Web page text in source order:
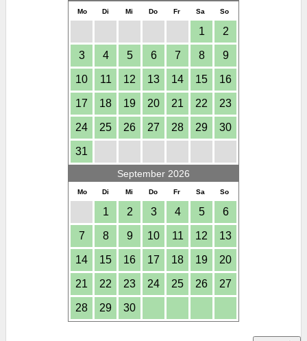
Mo Di Mi Do Fr Sa So
1 2
3 4 5 6 7 8 9
10 11 12 13 14 15 16
17 18 19 20 21 22 23
24 25 26 27 28 29 30
31
September 2026
Mo Di Mi Do Fr Sa So
1 2 3 4 5 6
7 8 9 10 11 12 13
14 15 16 17 18 19 20
21 22 23 24 25 26 27
28 29 30